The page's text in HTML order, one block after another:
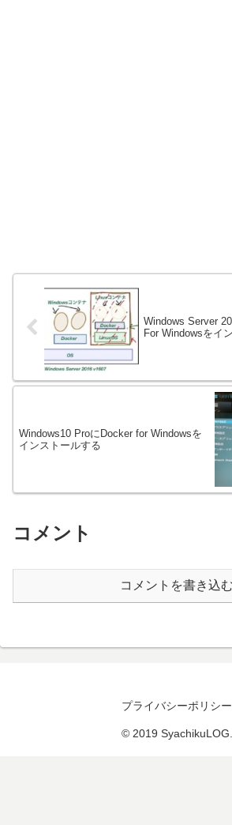
Windows Server
For Windowsをイ
Windows10 ProにDocker for Windowsを
インストールする
コメント
コメントを書き込む
プライバシーポリシー
© 2019 SyachikuLOG.